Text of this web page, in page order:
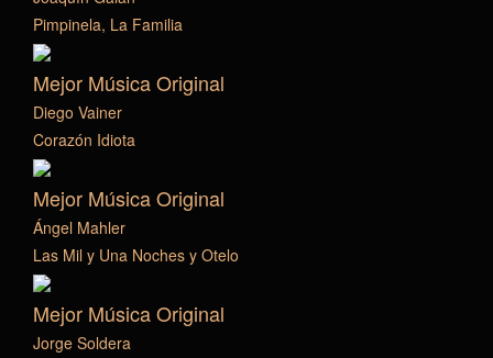
Pimpinela, La Familia
Mejor Música Original
Diego Vainer
Corazón Idiota
Mejor Música Original
Ángel Mahler
Las Mil y Una Noches y Otelo
Mejor Música Original
Jorge Soldera